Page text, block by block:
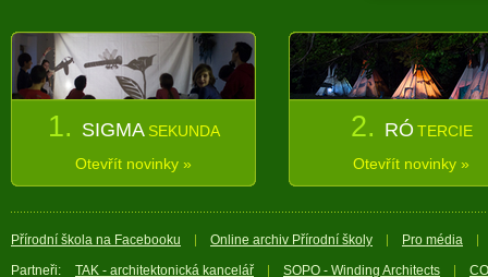
1. SIGMA SEKUNDA
Otevřít novinky »
2. RÓ TERCIE
Otevřít novinky »
Přírodní škola na Facebooku Online archiv Přírodní školy
Pro média
Partneři:
TAK - architektonická kancelář SOPO - Winding Architects